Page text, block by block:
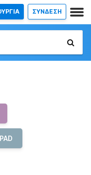
ΣΥΝΔΕΣΗ